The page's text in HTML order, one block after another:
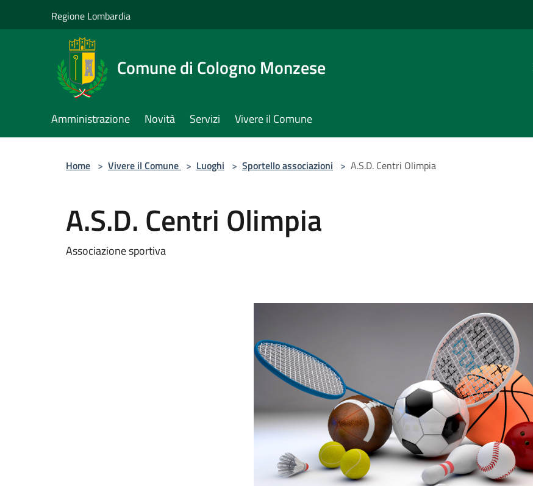
Regione Lombardia
Comune di Cologno Monzese
Amministrazione Novità Servizi Vivere il Comune
Home > Vivere il Comune > Luoghi > Sportello associazioni > A.S.D. Centri Olimpia
A.S.D. Centri Olimpia
Associazione sportiva